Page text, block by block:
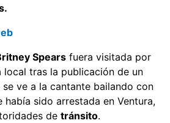
Spears fuera visitada por
local tras la publicación de un
ve a la cantante bailando con
había sido arrestada en Ventura,
de tránsito.